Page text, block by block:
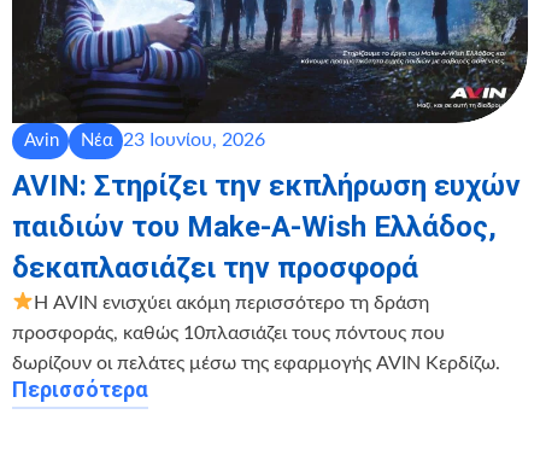
Avin Νέα 23 Ιουνίου, 2026
AVIN: Στηρίζει την εκπλήρωση ευχών
παιδιών του Make-A-Wish Ελλάδος,
δεκαπλασιάζει την προσφορά
Η AVIN ενισχύει ακόμη περισσότερο τη δράση
προσφοράς, καθώς 10πλασιάζει τους πόντους που
δωρίζουν οι πελάτες μέσω της εφαρμογής AVIN Κερδίζω.
Περισσότερα